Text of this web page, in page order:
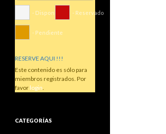
- Disponible - Reservado
- Pendiente
RESERVE AQUI !!!
Este contenido es sólo para
miembros registrados. Por
favor login.
CATEGORÍAS